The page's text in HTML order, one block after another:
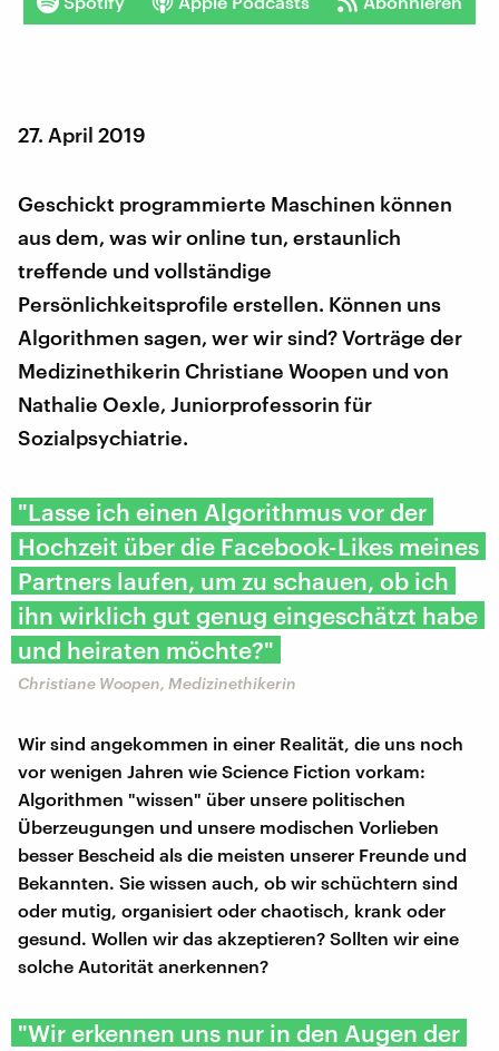
27. April 2019
Geschickt programmierte Maschinen können
aus dem, was wir online tun, erstaunlich
treffende und vollständige
Persönlichkeitsprofile erstellen. Können uns
Algorithmen sagen, wer wir sind? Vorträge der
Medizinethikerin Christiane Woopen und von
Nathalie Oexle, Juniorprofessorin für
Sozialpsychiatrie.
"Lasse ich einen Algorithmus vor der
Hochzeit über die Facebook-Likes meines
Partners laufen, um zu schauen, ob ich
ihn wirklich gut genug eingeschätzt habe
und heiraten möchte?"
Christiane Woopen, Medizinethikerin
Wir sind angekommen in einer Realität, die uns noch
vor wenigen Jahren wie Science Fiction vorkam:
Algorithmen "wissen" über unsere politischen
Überzeugungen und unsere modischen Vorlieben
besser Bescheid als die meisten unserer Freunde und
Bekannten. Sie wissen auch, ob wir schüchtern sind
oder mutig, organisiert oder chaotisch, krank oder
gesund. Wollen wir das akzeptieren? Sollten wir eine
solche Autorität anerkennen?
"Wir erkennen uns nur in den Augen der